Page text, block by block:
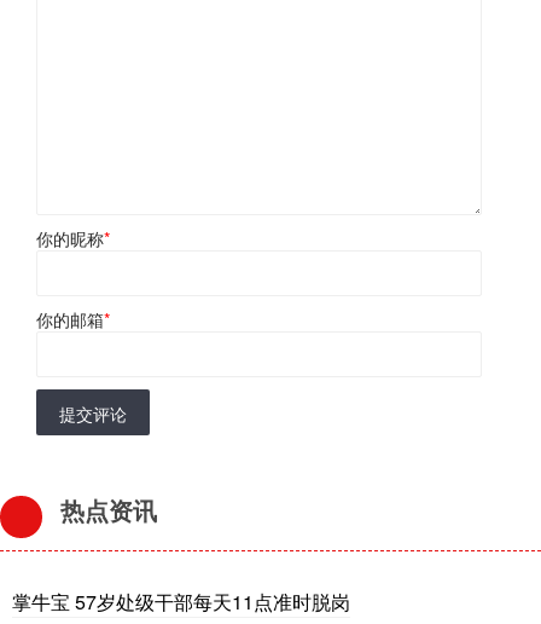
你的昵称*
你的邮箱*
提交评论
热点资讯
掌牛宝 57岁处级干部每天11点准时脱岗